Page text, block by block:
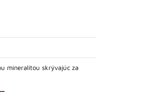
mineralitou skrývajúc za